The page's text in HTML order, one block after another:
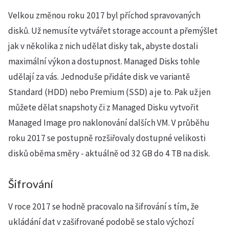
Velkou změnou roku 2017 byl příchod spravovaných
disků. Už nemusíte vytvářet storage account a přemýšlet
jak v několika z nich udělat disky tak, abyste dostali
maximální výkon a dostupnost. Managed Disks tohle
udělají za vás. Jednoduše přidáte disk ve variantě
Standard (HDD) nebo Premium (SSD) a je to. Pak už jen
můžete dělat snapshoty či z Managed Disku vytvořit
Managed Image pro naklonování dalších VM. V průběhu
roku 2017 se postupně rozšiřovaly dostupné velikosti
disků oběma směry - aktuálně od 32 GB do 4 TB na disk.
Šifrování
V roce 2017 se hodně pracovalo na šifrování s tím, že
ukládání dat v zašifrované podobě se stalo výchozí